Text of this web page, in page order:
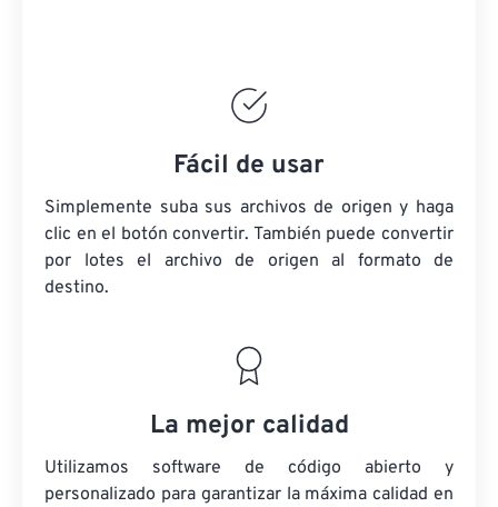
Fácil de usar
Simplemente suba sus archivos de origen y haga
clic en el botón convertir. También puede convertir
por lotes el archivo de origen al formato de
destino.
La mejor calidad
Utilizamos software de código abierto y
personalizado para garantizar la máxima calidad en